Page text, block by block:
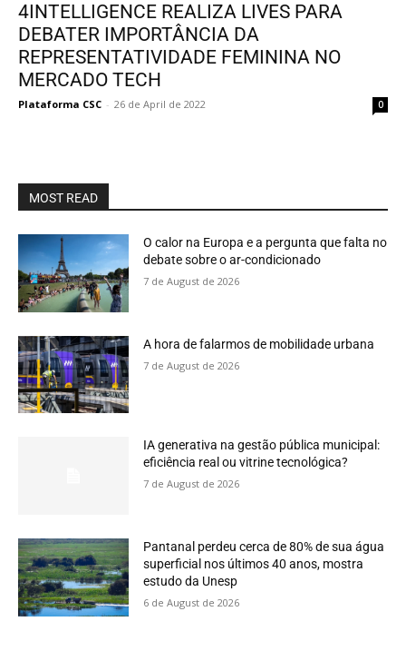
4INTELLIGENCE REALIZA LIVES PARA
DEBATER IMPORTÂNCIA DA
REPRESENTATIVIDADE FEMININA NO
MERCADO TECH
Plataforma CSC - 26 de April de 2022 0
MOST READ
O calor na Europa e a pergunta que falta no
debate sobre o ar-condicionado
7 de August de 2026
A hora de falarmos de mobilidade urbana
7 de August de 2026
IA generativa na gestão pública municipal:
eficiência real ou vitrine tecnológica?
7 de August de 2026
Pantanal perdeu cerca de 80% de sua água
superficial nos últimos 40 anos, mostra
estudo da Unesp
6 de August de 2026